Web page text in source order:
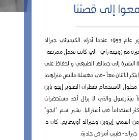
إلى قصتنا
خرجت إيجو إلى النور عام 1953 عندما أدرك الكيميائي جيرالد
مع زوجته راي -التي كانت تعمل ممرضة-
البشرة إلى جمالها الطبيعي والحفاظ على
الاثنان معاً -في مغسلة ملابس منزلهما
الاستحمام بقطران الصنوبر إيجو باين
والذي لا يزال أحد مستحضرات
استخداماً في أستراليا. يشير اسم "ايجو"
اسمي إيروين وجيرالد أوبنهايم. كان د.
جيرالد- طبيب أمراض جلدية.